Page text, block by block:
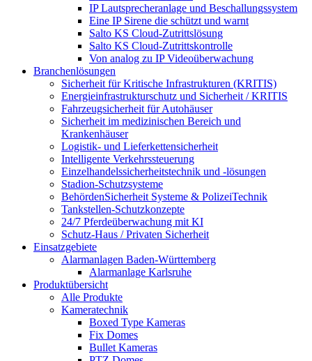
IP Lautsprecheranlage und Beschallungssystem
Eine IP Sirene die schützt und warnt
Salto KS Cloud-Zutrittslösung
Salto KS Cloud-Zutrittskontrolle
Von analog zu IP Videoüberwachung
Branchenlösungen
Sicherheit für Kritische Infrastrukturen (KRITIS)
Energieinfrastrukturschutz und Sicherheit / KRITIS
Fahrzeugsicherheit für Autohäuser
Sicherheit im medizinischen Bereich und
Krankenhäuser
Logistik- und Lieferkettensicherheit
Intelligente Verkehrssteuerung
Einzelhandelssicherheitstechnik und -lösungen
Stadion-Schutzsysteme
BehördenSicherheit Systeme & PolizeiTechnik
Tankstellen-Schutzkonzepte​
24/7 Pferdeüberwachung mit KI
Schutz-Haus / Privaten Sicherheit
Einsatzgebiete
Alarmanlagen Baden-Württemberg
Alarmanlage Karlsruhe
Produktübersicht
Alle Produkte
Kameratechnik
Boxed Type Kameras
Fix Domes
Bullet Kameras